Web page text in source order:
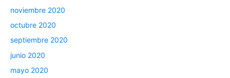
noviembre 2020
octubre 2020
septiembre 2020
junio 2020
mayo 2020